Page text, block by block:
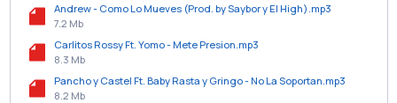
Andrew - Como Lo Mueves (Prod. by Saybor y El High).mp3
7.2 Mb
Carlitos Rossy Ft. Yomo - Mete Presion.mp3
8.3 Mb
Pancho y Castel Ft. Baby Rasta y Gringo - No La Soportan.mp3
8.2 Mb